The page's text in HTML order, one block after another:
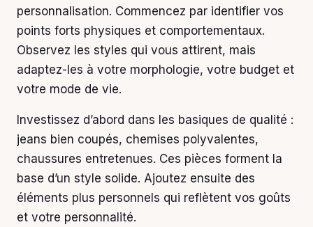
personnalisation. Commencez par identifier vos
points forts physiques et comportementaux.
Observez les styles qui vous attirent, mais
adaptez-les à votre morphologie, votre budget et
votre mode de vie.
Investissez d’abord dans les basiques de qualité :
jeans bien coupés, chemises polyvalentes,
chaussures entretenues. Ces pièces forment la
base d’un style solide. Ajoutez ensuite des
éléments plus personnels qui reflètent vos goûts
et votre personnalité.